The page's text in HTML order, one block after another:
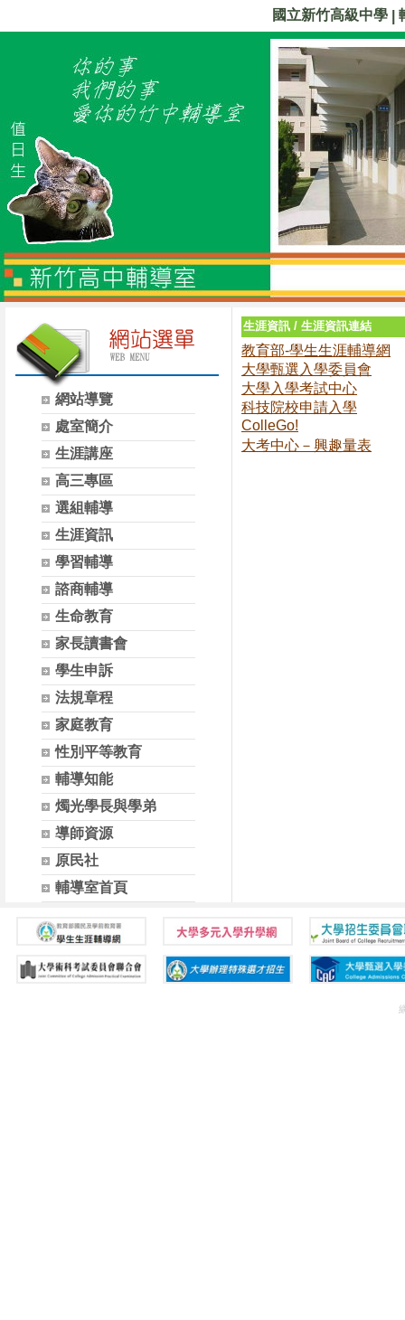
國立新竹高級中學
網站導覽
處室簡介
生涯講座
高三專區
選組輔導
生涯資訊
學習輔導
諮商輔導
生命教育
家長讀書會
學生申訴
法規章程
家庭教育
性別平等教育
輔導知能
燭光學長與學弟
導師資源
原民社
輔導室首頁
生涯資訊 / 生涯資訊連結
教育部-學生生涯輔導網
大學甄選入學委員會
大學入學考試中心
科技院校申請入學
ColleGo!
大考中心－興趣量表